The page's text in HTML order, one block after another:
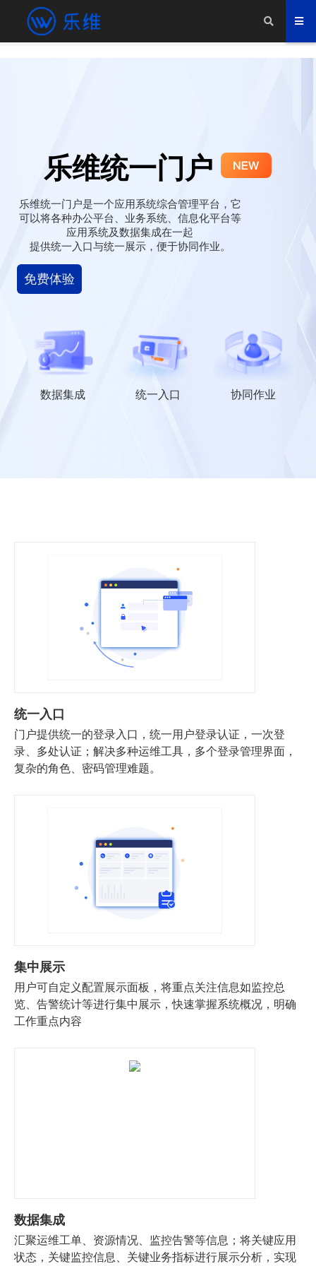
乐维统一门户
乐维统一门户是一个应用系统综合管理平台，它
可以将各种办公平台、业务系统、信息化平台等
应用系统及数据集成在一起
提供统一入口与统一展示，便于协同作业。
免费体验
数据集成 统一入口 协同作业
统一入口
门户提供统一的登录入口，统一用户登录认证，一次登
录、多处认证；解决多种运维工具，多个登录管理界面，
复杂的角色、密码管理难题。
集中展示
用户可自定义配置展示面板，将重点关注信息如监控总
览、告警统计等进行集中展示，快速掌握系统概况，明确
工作重点内容
数据集成
汇聚运维工单、资源情况、监控告警等信息；将关键应用
状态，关键监控信息、关键业务指标进行展示分析，实现